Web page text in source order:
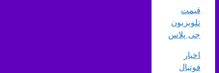
قیمت
تلویزیون
جی پلاس
اخبار
فوتبال